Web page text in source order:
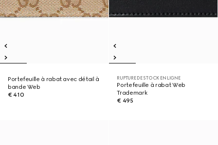
Portefeuille à rabat avec détail à
bande Web
€ 410
RUPTURE DE STOCK EN LIGNE
Portefeuille à rabat Web
Trademark
€ 495